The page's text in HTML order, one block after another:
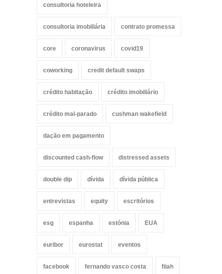
consultoria hoteleira
consultoria imobiliária contrato promessa
core coronavirus covid19
coworking credit default swaps
crédito habitação crédito imobiliário
crédito mal-parado cushman wakefield
dação em pagamento
discounted cash-flow distressed assets
double dip dívida dívida pública
entrevistas equity escritórios
esg espanha estónia EUA
euribor eurostat eventos
facebook fernando vasco costa fiiah